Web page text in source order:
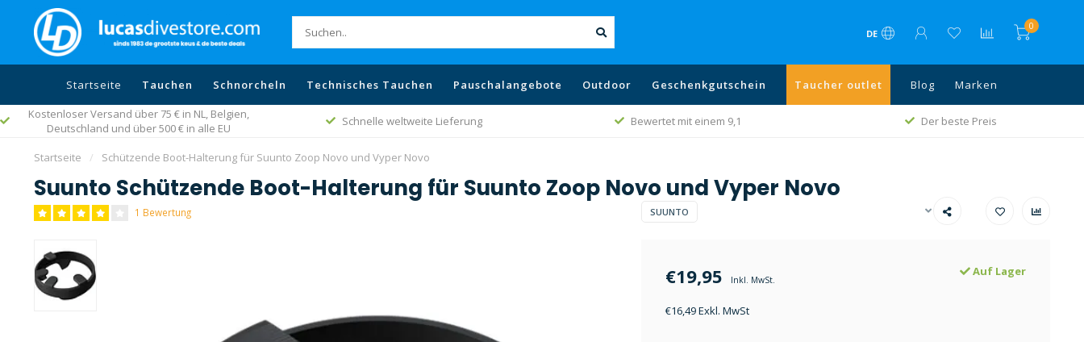
DE
0
Startseite Tauchen Schnorcheln Technisches Tauchen Pauschalangebote Outdoor Geschenkgutschein Taucher outlet Blog
Marken
Kostenloser Versand über 75 € in NL, Belgien,
Deutschland und über 500 € in alle EU
Schnelle weltweite Lieferung Bewertet mit einem 9,1 Der beste Preis
Startseite / Schützende Boot-Halterung für Suunto Zoop Novo und Vyper Novo
Suunto Schützende Boot-Halterung für Suunto Zoop Novo und Vyper Novo
1 Bewertung SUUNTO
€19,95 Inkl. MwSt.
€16,49 Exkl. MwSt
Auf Lager